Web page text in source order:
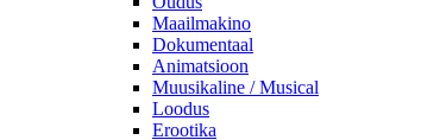
Maailmakino
Dokumentaal
Animatsioon
Muusikaline / Musical
Loodus
Erootika